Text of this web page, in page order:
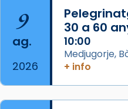
📸 J. Merino
Photo
View on Facebook ·
de Barcelona.
9
ag.
2026
30 a 60
10:00
Medjugorje,
+ info